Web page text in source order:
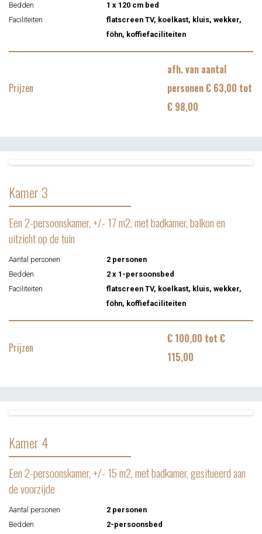
Bedden
1 x 120 cm bed
Faciliteiten
flatscreen TV, koelkast, kluis, wekker,
föhn, koffiefaciliteiten
Prijzen
afh. van aantal
personen € 63,00 tot
€ 98,00
Kamer 3
Een 2-persoonskamer, +/- 17 m2, met badkamer, balkon en
uitzicht op de tuin
Aantal personen
2 personen
Bedden
2 x 1-persoonsbed
Faciliteiten
flatscreen TV, koelkast, kluis, wekker,
föhn, koffiefaciliteiten
Prijzen
€ 100,00 tot €
115,00
Kamer 4
Een 2-persoonskamer, +/- 15 m2, met badkamer, gesitueerd aan
de voorzijde
Aantal personen
2 personen
Bedden
2-persoonsbed